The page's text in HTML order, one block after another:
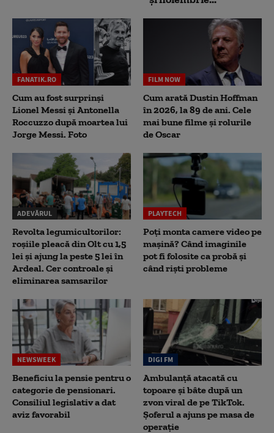
FANATIK.RO
Cum au fost surprinși
Lionel Messi și Antonella
Roccuzzo după moartea lui
Jorge Messi. Foto
FILM NOW
Cum arată Dustin Hoffman
în 2026, la 89 de ani. Cele
mai bune filme și rolurile
de Oscar
ADEVĂRUL
Revolta legumicultorilor:
roșiile pleacă din Olt cu 1,5
lei și ajung la peste 5 lei în
Ardeal. Cer controale și
eliminarea samsarilor
PLAYTECH
Poți monta camere video pe
mașină? Când imaginile
pot fi folosite ca probă și
când riști probleme
NEWSWEEK
Beneficiu la pensie pentru o
categorie de pensionari.
Consiliul legislativ a dat
aviz favorabil
DIGI FM
Ambulanță atacată cu
topoare și bâte după un
zvon viral de pe TikTok.
Șoferul a ajuns pe masa de
operație